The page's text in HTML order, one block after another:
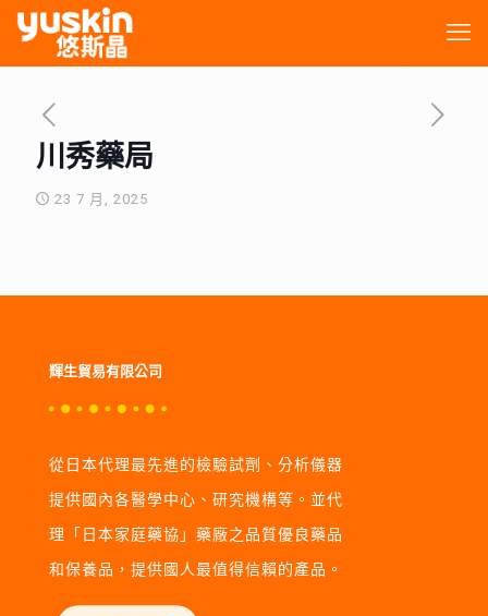
川秀藥局
23 7 月, 2025
輝生貿易有限公司
從日本代理最先進的檢驗試劑、分析儀器
提供國內各醫學中心、研究機構等。並代
理「日本家庭藥協」藥廠之品質優良藥品
和保養品，提供國人最值得信賴的產品。